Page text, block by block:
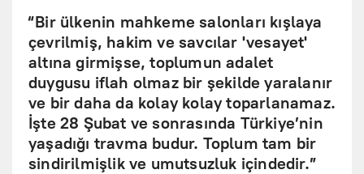
“Bir ülkenin mahkeme salonları kışlaya
çevrilmiş, hakim ve savcılar 'vesayet'
altına girmişse, toplumun adalet
duygusu iflah olmaz bir şekilde yaralanır
ve bir daha da kolay kolay toparlanamaz.
İşte 28 Şubat ve sonrasında Türkiye’nin
yaşadığı travma budur. Toplum tam bir
sindirilmişlik ve umutsuzluk içindedir.”